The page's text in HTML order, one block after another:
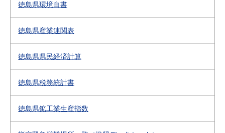
徳島県環境白書
徳島県産業連関表
徳島県県民経済計算
徳島県税務統計書
徳島県鉱工業生産指数